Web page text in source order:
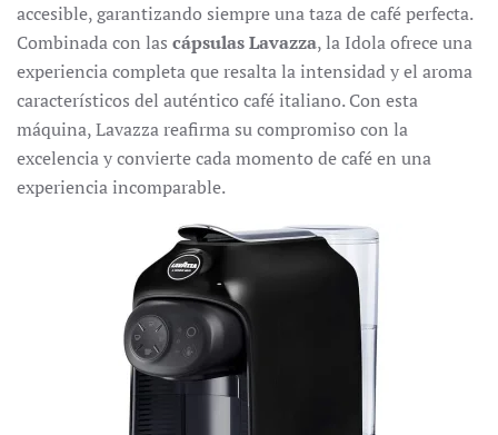
accesible, garantizando siempre una taza de café perfecta.
Combinada con las cápsulas Lavazza, la Idola ofrece una
experiencia completa que resalta la intensidad y el aroma
característicos del auténtico café italiano. Con esta
máquina, Lavazza reafirma su compromiso con la
excelencia y convierte cada momento de café en una
experiencia incomparable.